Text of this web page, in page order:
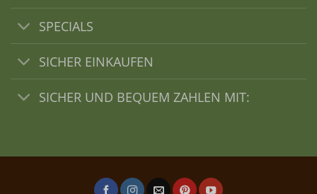
SPECIALS
SICHER EINKAUFEN
SICHER UND BEQUEM ZAHLEN MIT: